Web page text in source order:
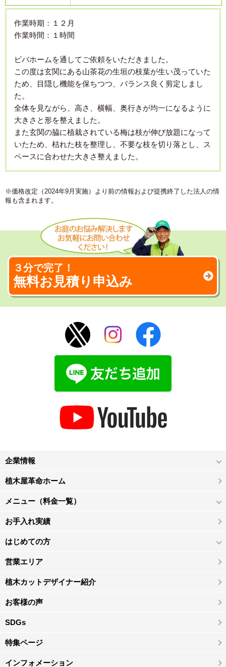
作業時期：１２月
作業時間：１時間
ビバホームを通してご依頼をいただきました。
この度は玄関にある山茶花の生垣の枝葉が生い茂っていた
ため、目隠し機能を保ちつつ、バランス良く剪定しまし
た。
全体を見ながら、高さ、横幅、奥行きが均一になるように
大きさと形を整えました。
また玄関の脇に植栽されている梅は枝が伸び放題になって
いたため、枯れた枝を整理し、不要な枝を切り落とし、ス
ペースに合わせた大きさ整えました。
※価格改定（2024年9月実施）より前の情報および提携終了した法人の情
報も含まれます。
３分で完了！
無料お見積り申込み
企業情報
植木屋革命ホーム
メニュー（料金一覧）
お手入れ実績
はじめての方
営業エリア
植木カットデザイナー紹介
お客様の声
SDGs
特集ページ
インフォメーション